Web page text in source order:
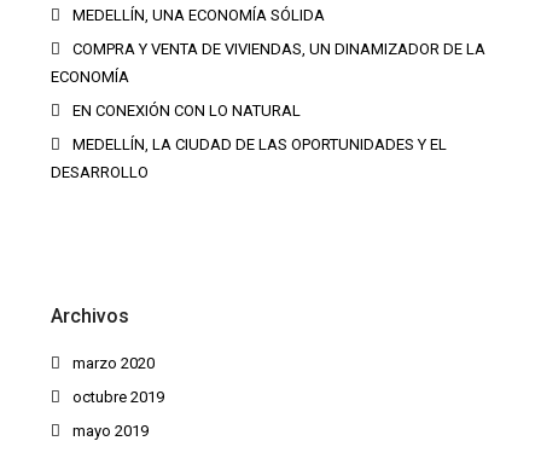
MEDELLÍN, UNA ECONOMÍA SÓLIDA
COMPRA Y VENTA DE VIVIENDAS, UN DINAMIZADOR DE LA
ECONOMÍA
EN CONEXIÓN CON LO NATURAL
MEDELLÍN, LA CIUDAD DE LAS OPORTUNIDADES Y EL
DESARROLLO
Archivos
marzo 2020
octubre 2019
mayo 2019